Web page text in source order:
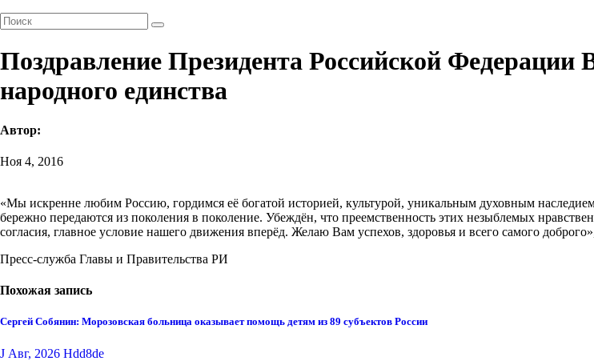
Поздравление Президента Российской
народного единства
Автор:
Ноя 4, 2016
«Мы искренне любим Россию, гордимся её богатой историей, культурой, уникальным духовным
бережно передаются из поколения в поколение. Убеждён, что преемственность этих незыблемых
согласия, главное условие нашего движения вперёд. Желаю Вам успехов, здоровья и всего самого
Пресс-служба Главы и Правительства РИ
Похожая запись
Сергей Собянин: Морозовская больница оказывает помощь детям из 89 субъектов России
J Авг, 2026 Hdd8de